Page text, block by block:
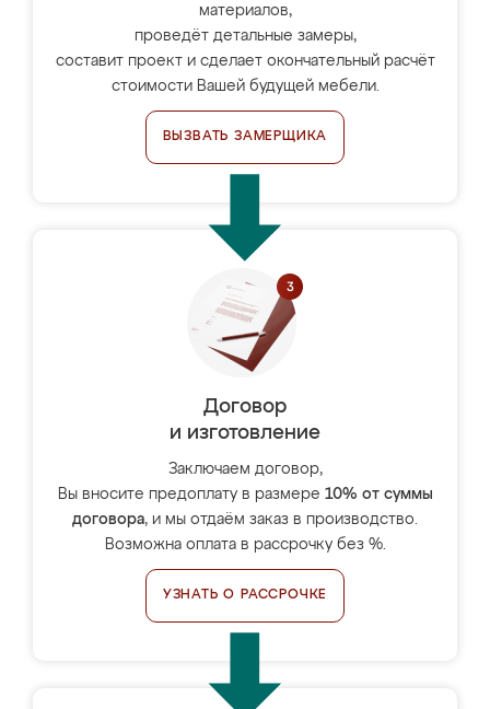
материалов,
проведёт детальные замеры,
составит проект и сделает окончательный расчёт
стоимости Вашей будущей мебели.
ВЫЗВАТЬ ЗАМЕРЩИКА
Договор
и изготовление
Заключаем договор,
Вы вносите предоплату в размере 10% от суммы
договора, и мы отдаём заказ в производство.
Возможна оплата в рассрочку без %.
УЗНАТЬ О РАССРОЧКЕ